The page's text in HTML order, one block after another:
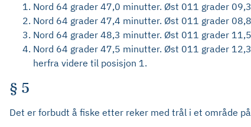
Nord 64 grader 47,0 minutter. Øst 011 grader
Nord 64 grader 47,4 minutter. Øst 011 grader
Nord 64 grader 48,3 minutter. Øst 011 grader
Nord 64 grader 47,5 minutter. Øst 011 grader
herfra videre til posisjon 1.
§ 5
Det er forbudt å fiske etter reker med trål i et område